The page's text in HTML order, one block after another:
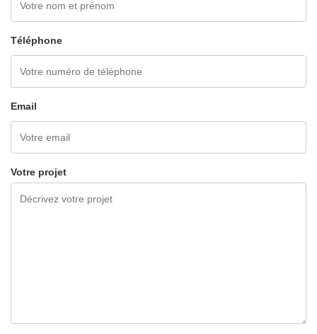
Téléphone
Email
Votre projet